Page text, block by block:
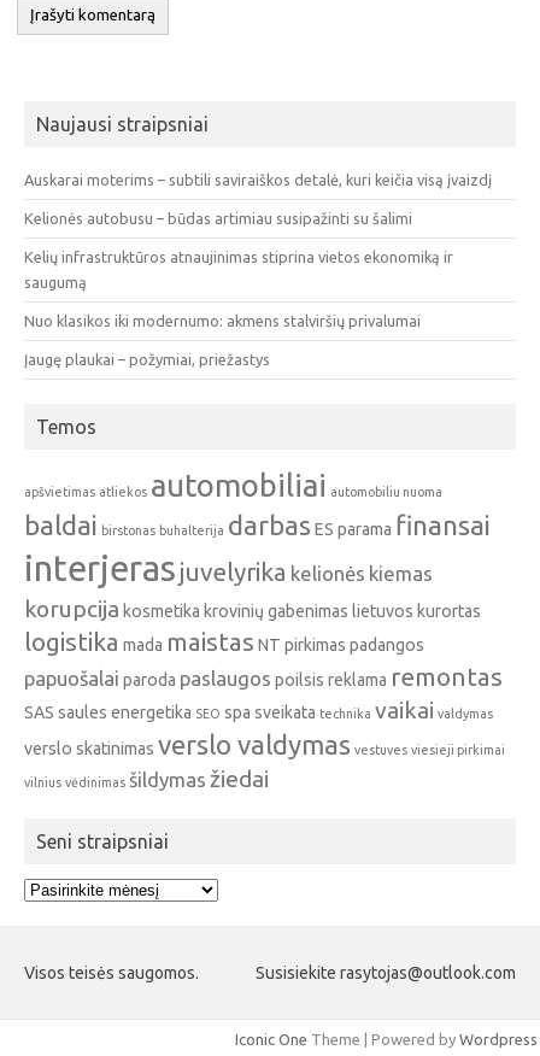
Naujausi straipsniai
Auskarai moterims – subtili saviraiškos detalė, kuri keičia visą įvaizdį
Kelionės autobusu – būdas artimiau susipažinti su šalimi
Kelių infrastruktūros atnaujinimas stiprina vietos ekonomiką ir
saugumą
Nuo klasikos iki modernumo: akmens stalviršių privalumai
Įaugę plaukai – požymiai, priežastys
Temos
apšvietimas atliekos automobiliai automobiliu nuoma
baldai birstonas buhalterija darbas ES parama finansai
interjeras juvelyrika kelionės kiemas
korupcija kosmetika krovinių gabenimas lietuvos kurortas
logistika mada maistas NT pirkimas padangos
papuošalai paroda paslaugos poilsis reklama remontas
SAS saules energetika SEO spa sveikata technika vaikai valdymas
verslo skatinimas verslo valdymas vestuves viesieji pirkimai
vilnius vėdinimas šildymas žiedai
Seni straipsniai
Seni
Visos teisės saugomos. Susisiekite rasytojas@outlook.com
Iconic One Theme | Powered by Wordpress